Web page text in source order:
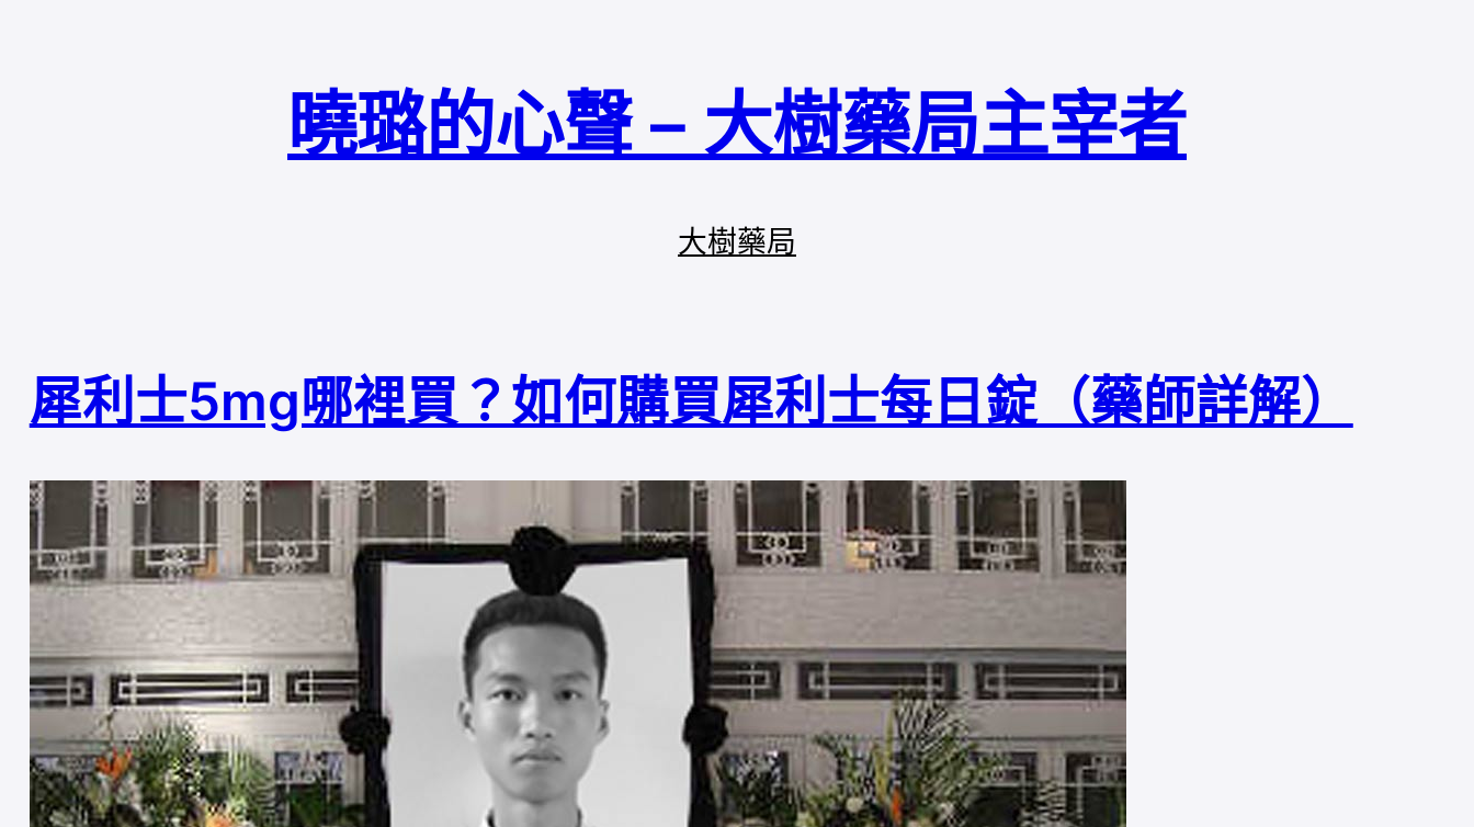
曉璐的心聲 – 大樹藥局主宰者
大樹藥局
犀利士5mg哪裡買？如何購買犀利士每日錠（藥師詳解）